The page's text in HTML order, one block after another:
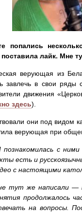
попались
поставила лайк. Мне
верующая из
завлечь в свои ряды
движения
здесь).
они под видом
верующая при
познакомилась с
есть и
с настоящими
тут же написали —
продолжалось
на вопросы.